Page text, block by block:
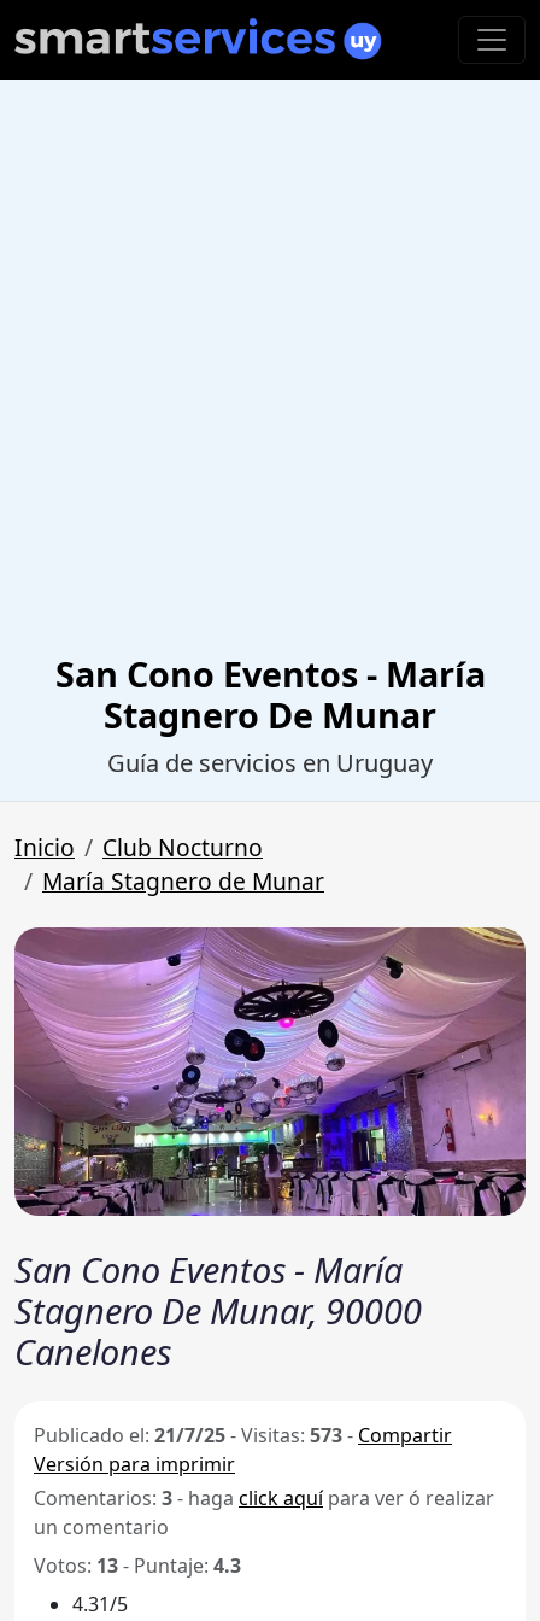
San Cono Eventos - María
Stagnero De Munar
Guía de servicios en Uruguay
Inicio
Club Nocturno
María Stagnero de Munar
San Cono Eventos - María
Stagnero De Munar, 90000
Canelones
Publicado el: 21/7/25-Visitas: 573- Compartir
Versión para imprimir
Comentarios: 3- haga click aquípara ver ó realizar
un comentario
Votos: 13- Puntaje: 4.3
4.31/5